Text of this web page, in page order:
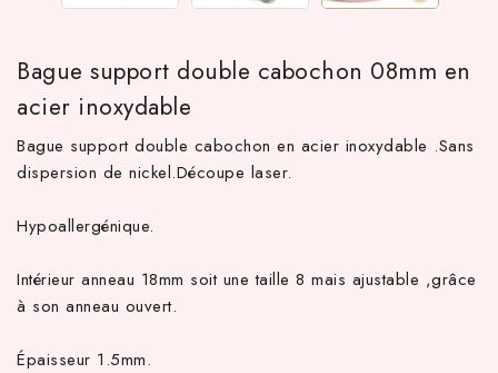
Bague support double cabochon 08mm en
acier inoxydable
Bague support double cabochon en acier inoxydable .Sans
dispersion de nickel.Découpe laser.
Hypoallergénique.
Intérieur anneau 18mm soit une taille 8 mais ajustable ,grâce
à son anneau ouvert.
Épaisseur 1.5mm.